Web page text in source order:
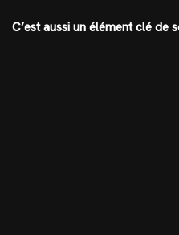
C’est aussi un élément clé de